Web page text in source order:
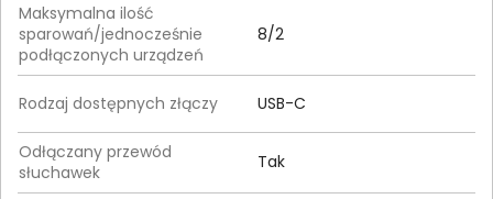
Maksymalna ilość
sparowań/jednocześnie
podłączonych urządzeń
8/2
Rodzaj dostępnych złączy USB-C
Odłączany przewód
słuchawek
Tak